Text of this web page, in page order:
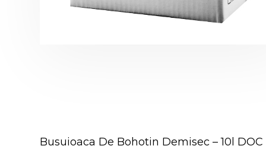
Busuioaca De Bohotin Demisec – 10l DOC